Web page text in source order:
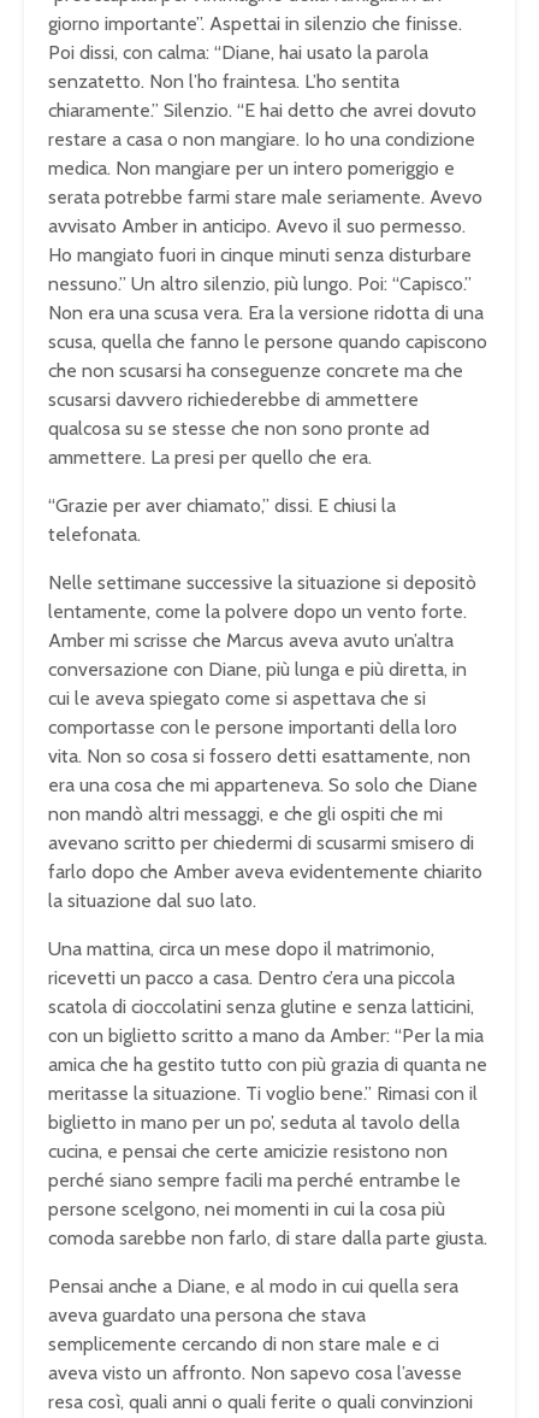
giorno importante”. Aspettai in silenzio che finisse.
Poi dissi, con calma: “Diane, hai usato la parola
senzatetto. Non l’ho fraintesa. L’ho sentita
chiaramente.” Silenzio. “E hai detto che avrei dovuto
restare a casa o non mangiare. Io ho una condizione
medica. Non mangiare per un intero pomeriggio e
serata potrebbe farmi stare male seriamente. Avevo
avvisato Amber in anticipo. Avevo il suo permesso.
Ho mangiato fuori in cinque minuti senza disturbare
nessuno.” Un altro silenzio, più lungo. Poi: “Capisco.”
Non era una scusa vera. Era la versione ridotta di una
scusa, quella che fanno le persone quando capiscono
che non scusarsi ha conseguenze concrete ma che
scusarsi davvero richiederebbe di ammettere
qualcosa su se stesse che non sono pronte ad
ammettere. La presi per quello che era.
“Grazie per aver chiamato,” dissi. E chiusi la
telefonata.
Nelle settimane successive la situazione si depositò
lentamente, come la polvere dopo un vento forte.
Amber mi scrisse che Marcus aveva avuto un’altra
conversazione con Diane, più lunga e più diretta, in
cui le aveva spiegato come si aspettava che si
comportasse con le persone importanti della loro
vita. Non so cosa si fossero detti esattamente, non
era una cosa che mi apparteneva. So solo che Diane
non mandò altri messaggi, e che gli ospiti che mi
avevano scritto per chiedermi di scusarmi smisero di
farlo dopo che Amber aveva evidentemente chiarito
la situazione dal suo lato.
Una mattina, circa un mese dopo il matrimonio,
ricevetti un pacco a casa. Dentro c’era una piccola
scatola di cioccolatini senza glutine e senza latticini,
con un biglietto scritto a mano da Amber: “Per la mia
amica che ha gestito tutto con più grazia di quanta ne
meritasse la situazione. Ti voglio bene.” Rimasi con il
biglietto in mano per un po’, seduta al tavolo della
cucina, e pensai che certe amicizie resistono non
perché siano sempre facili ma perché entrambe le
persone scelgono, nei momenti in cui la cosa più
comoda sarebbe non farlo, di stare dalla parte giusta.
Pensai anche a Diane, e al modo in cui quella sera
aveva guardato una persona che stava
semplicemente cercando di non stare male e ci
aveva visto un affronto. Non sapevo cosa l’avesse
resa così, quali anni o quali ferite o quali convinzioni